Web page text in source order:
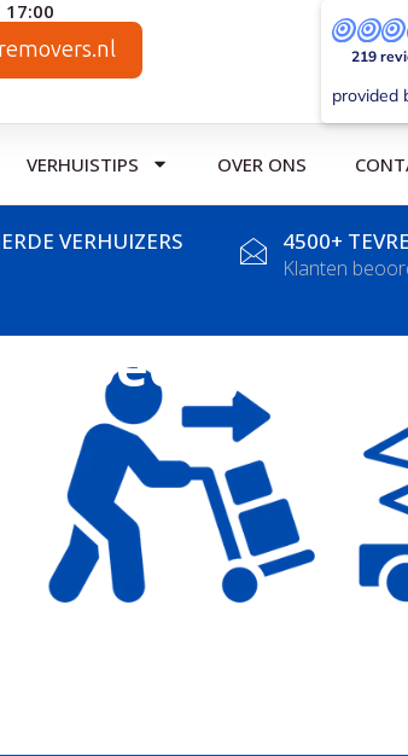
17:00
219
provided
VERHUISTIPS OVER ONS
VERHUIZERS 4500+
Klanten